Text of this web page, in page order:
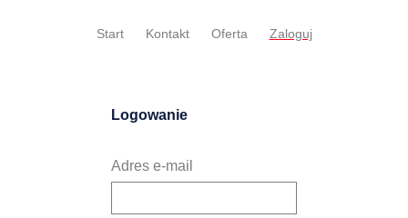
Start Kontakt Oferta Zaloguj
Logowanie
Adres e-mail